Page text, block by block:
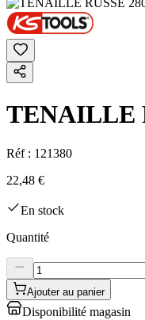
TENAILLE
Réf : 121380
22,48 €
En stock
Quantité
Ajouter au panier
Disponibilité magasin